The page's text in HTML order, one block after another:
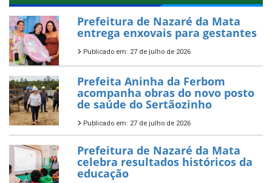
Prefeitura de Nazaré da Mata
entrega enxovais para gestantes
Publicado em: 27 de julho de 2026
Prefeita Aninha da Ferbom
acompanha obras do novo posto
de saúde do Sertãozinho
Publicado em: 27 de julho de 2026
Prefeitura de Nazaré da Mata
celebra resultados históricos da
educação